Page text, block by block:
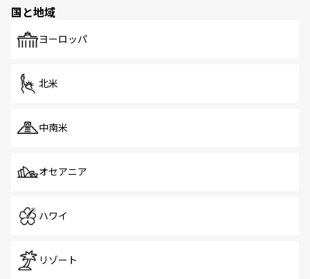
で、ホーカーズは地元の風情を楽しめる外せないスポット
国と地域
ヨーロッパ
北米
中南米
オセアニア
ハワイ
リゾート